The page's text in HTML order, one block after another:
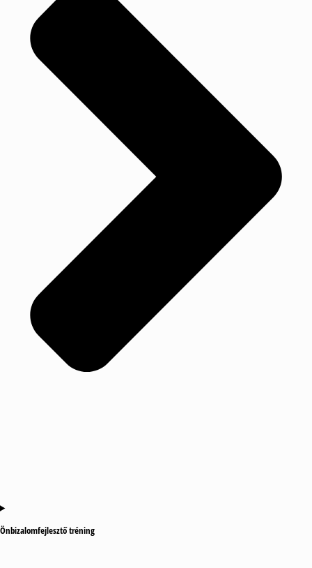
Önbizalomfejlesztő tréning